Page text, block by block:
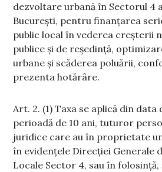
dezvoltare urbană în Sectorul 4
Bucureşti, pentru finanțarea
public local în vederea creşterii
publice şi de reşedinţă,
urbane şi scăderea poluării,
prezenta hotărâre.
Art. 2. (1) Taxa se aplică din data
perioadă de 10 ani, tuturor
juridice care au în proprietate
în evidențele Direcției Generale
Locale Sector 4, sau în